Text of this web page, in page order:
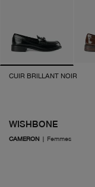
CUIR BRILLANT NOIR
WISHBONE
CAMERON | Femmes